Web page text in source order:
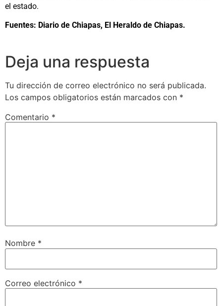
el estado.
Fuentes: Diario de Chiapas, El Heraldo de Chiapas.
Deja una respuesta
Tu dirección de correo electrónico no será publicada.
Los campos obligatorios están marcados con *
Comentario *
Nombre *
Correo electrónico *